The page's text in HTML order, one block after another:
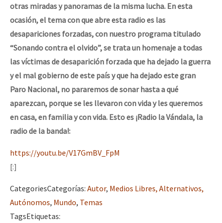
Fotorreportaje
Video
Otras secciones
Semillero Guerra contra la Humanidad. (Las poblaciones y
la naturaleza bajo asedio)
Libros para descargar
Medios Libres
[25 abr – CDMX] Tokín por el CNI: 30 años de Resistencia y
otras miradas y panoramas de la misma lucha. En esta
ocasión, el tema con que abre esta radio es las
desapariciones forzadas, con nuestro programa titulado
“Sonando contra el olvido”, se trata un homenaje a todas
las víctimas de desaparición forzada que ha dejado la guerra
y el mal gobierno de este país y que ha dejado este gran
Paro Nacional, no pararemos de sonar hasta a qué
aparezcan, porque se les llevaron con vida y les queremos
en casa, en familia y con vida. Esto es ¡Radio la Vándala, la
radio de la banda!:
https://youtu.be/V17GmBV_FpM
[:]
CategoriesCategorías: Autor, Medios Libres, Alternativos,
Autónomos, Mundo, Temas
TagsEtiquetas: